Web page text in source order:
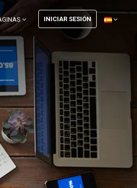
INICIAR SESIÓN